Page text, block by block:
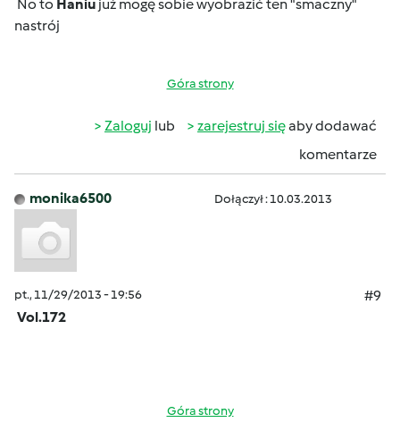
No to Haniu już mogę sobie wyobrazić ten "smaczny"
nastrój
Góra strony
Zaloguj lub zarejestruj sięaby dodawać
komentarze
monika6500 Dołączył : 10.03.2013
pt., 11/29/2013 - 19:56
#9
Vol.172
Góra strony